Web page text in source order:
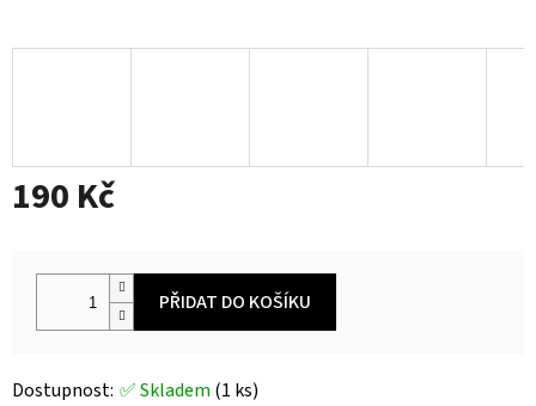
190 Kč
✅ Skladem (1 ks)
PŘIDAT DO KOŠÍKU